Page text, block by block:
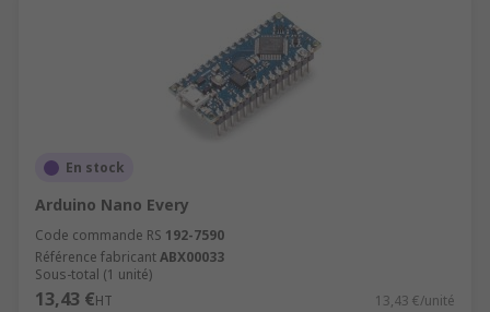
En stock
Arduino Nano Every
Code commande RS 192-7590
Référence fabricantABX00033
Sous-total (1 unité)
13,43 €HT 13,43 €/unité